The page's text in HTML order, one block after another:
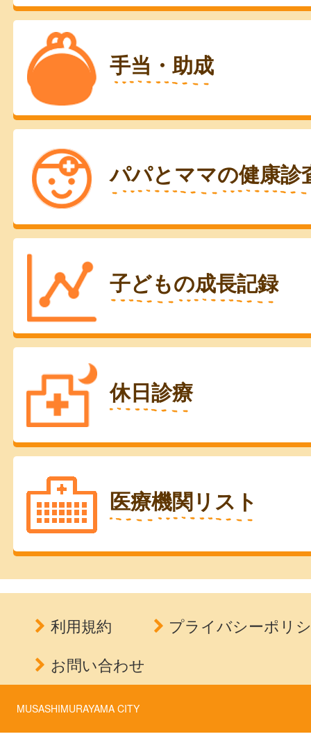
手当・助成
パパとママの健康診
子どもの成長記録
休日診療
医療機関リスト
利用規約
プライバシーポリ
お問い合わせ
MUSASHIMURAYAMA CITY